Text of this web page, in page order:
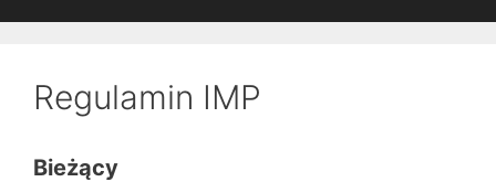
Regulamin IMP
Bieżący